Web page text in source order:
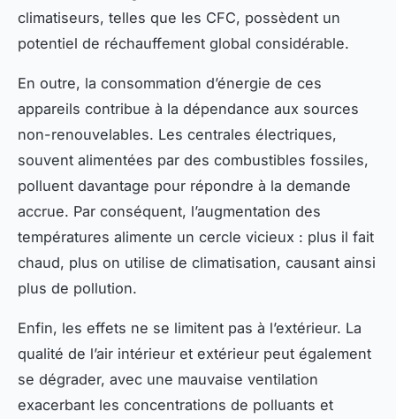
climatiseurs, telles que les CFC, possèdent un
potentiel de réchauffement global considérable.
En outre, la consommation d’énergie de ces
appareils contribue à la dépendance aux sources
non-renouvelables. Les centrales électriques,
souvent alimentées par des combustibles fossiles,
polluent davantage pour répondre à la demande
accrue. Par conséquent, l’augmentation des
températures alimente un cercle vicieux : plus il fait
chaud, plus on utilise de climatisation, causant ainsi
plus de pollution.
Enfin, les effets ne se limitent pas à l’extérieur. La
qualité de l’air intérieur et extérieur peut également
se dégrader, avec une mauvaise ventilation
exacerbant les concentrations de polluants et